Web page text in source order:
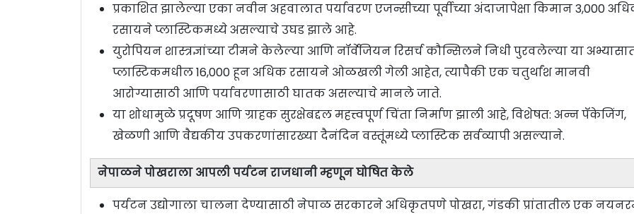
प्रकाशित झालेल्या एका नवीन अहवालात पर्यावरण एजन्सीच्या पूर्वीच्या अंदाजापेक्षा किमान 3,000
रसायने प्लास्टिकमध्ये असल्याचे उघड झाले आहे.
युरोपियन शास्त्रज्ञांच्या टीमने केलेल्या आणि नॉर्वेजियन रिसर्च कौन्सिलने निधी पुरवलेल्या या
प्लास्टिकमधील 16,000 हून अधिक रसायने ओळखली गेली आहेत, त्यापैकी एक चतुर्थांश मानवी
आरोग्यासाठी आणि पर्यावरणासाठी घातक असल्याचे मानले जाते.
या शोधामुळे प्रदूषण आणि ग्राहक सुरक्षेबद्दल महत्त्वपूर्ण चिंता निर्माण झाली आहे, विशेषत: अन्न पॅकेजिंग,
खेळणी आणि वैद्यकीय उपकरणांसारख्या दैनंदिन वस्तूंमध्ये प्लास्टिक सर्वव्यापी असल्याने.
नेपाळने पोखराला आपली पर्यटन राजधानी म्हणून घोषित केले
पर्यटन उद्योगाला चालना देण्यासाठी नेपाळ सरकारने अधिकृतपणे पोखरा, गंडकी प्रांतातील एक